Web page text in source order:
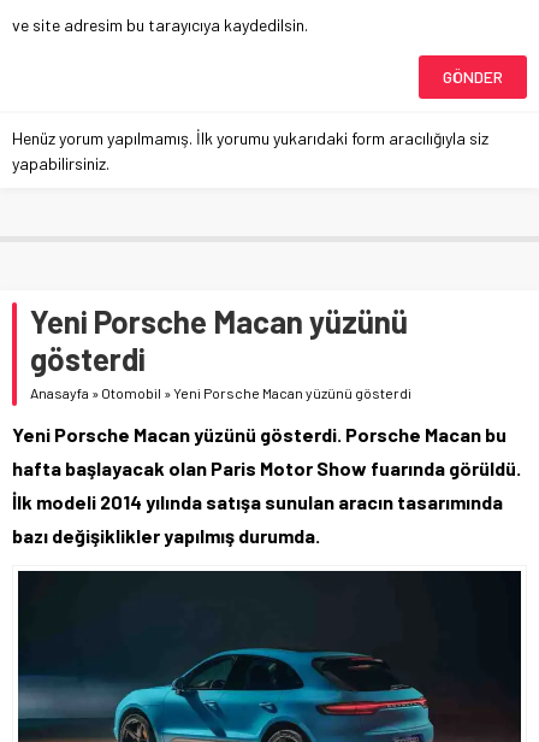
ve site adresim bu tarayıcıya kaydedilsin.
Henüz yorum yapılmamış. İlk yorumu yukarıdaki form aracılığıyla siz
yapabilirsiniz.
Yeni Porsche Macan yüzünü
gösterdi
Anasayfa » Otomobil »Yeni Porsche Macan yüzünü gösterdi
Yeni Porsche Macan yüzünü gösterdi. Porsche Macan bu
hafta başlayacak olan Paris Motor Show fuarında görüldü.
İlk modeli 2014 yılında satışa sunulan aracın tasarımında
bazı değişiklikler yapılmış durumda.